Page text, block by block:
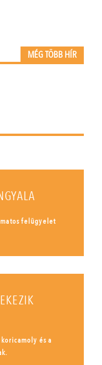
MÉG TÖBB HÍR
felügyelet
és a